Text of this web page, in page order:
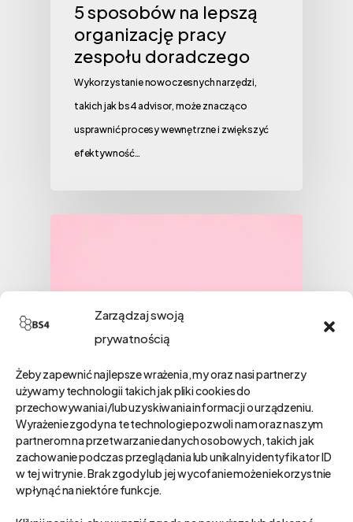
Zarządzaj swoją
prywatnością
Żeby zapewnić najlepsze wrażenia, my oraz nasi partnerzy
używamy technologii takich jak pliki cookies do
przechowywania i/lub uzyskiwania informacji o urządzeniu.
Wyrażenie zgody na te technologie pozwoli nam oraz naszym
partnerom na przetwarzanie danych osobowych, takich jak
zachowanie podczas przeglądania lub unikalny identyfikator ID
w tej witrynie. Brak zgody lub jej wycofanie może niekorzystnie
wpłynąć na niektóre funkcje.
5 sposobów na lepszą
organizację pracy
zespołu doradczego
Wykorzystanie nowoczesnych narzędzi,
takich jak bs4 advisor, może znacząco
usprawnić procesy wewnętrzne i zwiększyć
efektywność…